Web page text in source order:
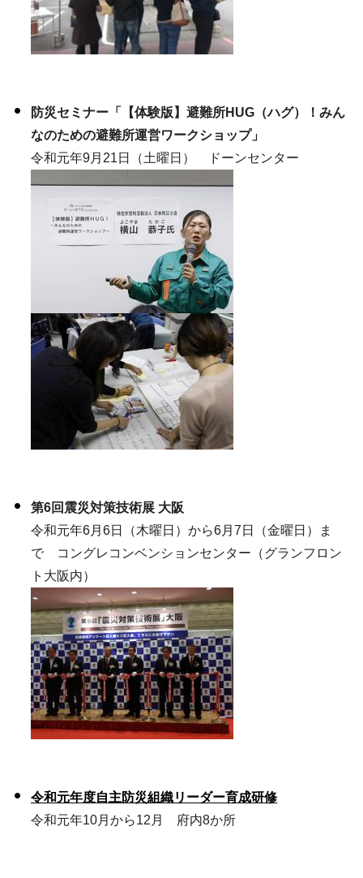
防災セミナー「【体験版】避難所HUG（ハグ）！みん
なのための避難所運営ワークショップ」
令和元年9月21日（土曜日） ドーンセンター
第6回震災対策技術展 大阪
令和元年6月6日（木曜日）から6月7日（金曜日）ま
で コングレコンベンションセンター（グランフロン
ト大阪内）
令和元年度自主防災組織リーダー育成研修
令和元年10月から12月 府内8か所